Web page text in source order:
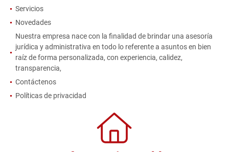
Servicios
Novedades
Nuestra empresa nace con la finalidad de brindar una asesoría
jurídica y administrativa en todo lo referente a asuntos en bien
raíz de forma personalizada, con experiencia, calidez,
transparencia,
Contáctenos
Políticas de privacidad